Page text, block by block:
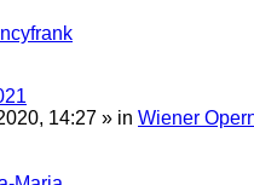
14:27 » in Wiener